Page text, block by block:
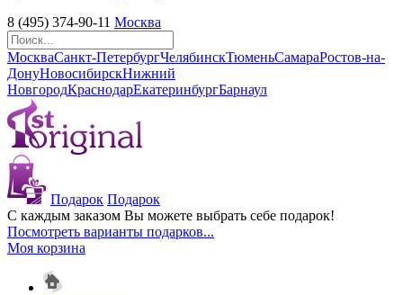
8 (495) 374-90-11 Москва
МоскваСанкт-ПетербургЧелябинскТюменьСамараРостов-на-
ДонуНовосибирскНижний
НовгородКраснодарЕкатеринбургБарнаул
Подарок Подарок
С каждым заказом Вы можете выбрать себе подарок!
Посмотреть варианты подарков...
Моя корзина